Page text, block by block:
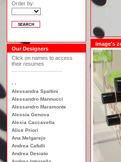
Order by:
Our Designers
Click on names to access
their resumes
- -
Alessandra Spaltini
Alessandro Mannucci
Alessandro Maramonte
Alessia Genova
Alexia Caccavella
Alice Priori
Ana Melgarejo
Andrea Cafulli
Andrea Desiato